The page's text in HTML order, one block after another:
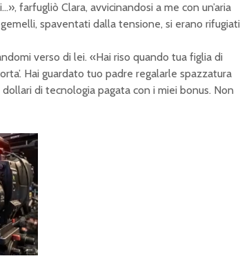
farfugliò Clara, avvicinandosi a me con un’aria
spaventati dalla tensione, si erano rifugiati
verso di lei. «Hai riso quando tua figlia di
Hai guardato tuo padre regalarle spazzatura
di tecnologia pagata con i miei bonus. Non